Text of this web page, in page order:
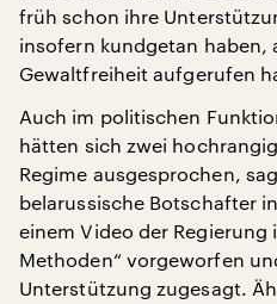
früh schon ihre
insofern kundgetan haben,
Gewaltfreiheit aufgerufen
Auch im politischen
hätten sich zwei
Regime ausgesprochen,
belarussische Botschafter
einem Video der Regierung
Methoden“ vorgeworfen
Unterstützung zugesagt.